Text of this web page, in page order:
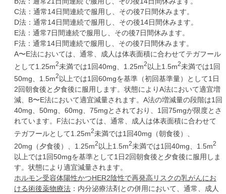
C法：通常14日間連続で服用し、その後7日間休みます。
D法：通常14日間連続で服用し、その後14日間休みます。
E法：通常7日間連続で服用し、その後7日間休みます。
F法：通常14日間連続で服用し、その後7日間休みます。
A〜E法においては、通常、成人は体表面積に合わせてテガフール
として1.25m2未満では1回40mg、1.25m2 以上1.5m2未満では1回
50mg、1.5m2 以上では1回60mgを基準（初回基準量）として1日
2回朝食後と夕食後に服用します。状態によりA法において適宜増
減、B〜E法において適宜減量されます。A法の増減量の段階は1回
40mg、50mg、60mg、75mgとされており、1回75mgが限度とさ
れています。F法においては、通常、成人は体表面積に合わせて
テガフールとして1.25m2未満では1回40mg（朝食後）、
20mg（夕食後）、1.25m2 以上1.5m2未満では1回40mg、1.5m2
以上では1回50mgを基準として1日2回朝食後と夕食後に服用しま
す。状態により適宜減量されます。
ホルモン受容体陽性かつHER2陰性で再発高リスクの乳がんにお
ける術後薬物療法 ：内分泌療法剤との併用において、通常、成人